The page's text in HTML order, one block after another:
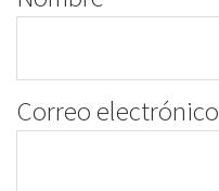
Correo electrónico